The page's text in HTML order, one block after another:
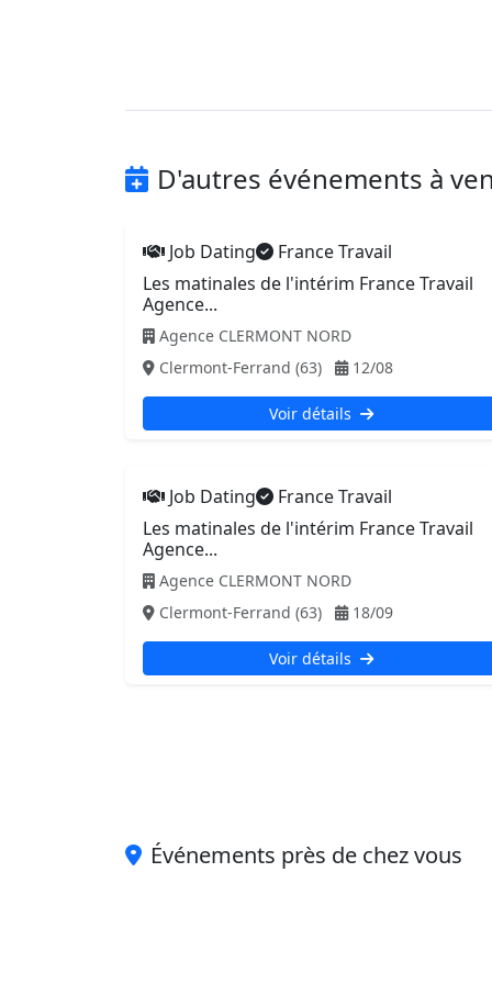
D'autres événements à
Job Dating
France Travail
Les matinales de l'intérim France Travail
Agence...
Agence CLERMONT NORD
Clermont-Ferrand (63)
12/08
Voir détails
Job Dating
France Travail
Les matinales de l'intérim France Travail
Agence...
Agence CLERMONT NORD
Clermont-Ferrand (63)
18/09
Voir détails
Événements près de chez vous